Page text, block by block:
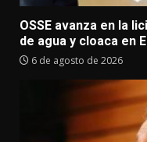
OSSE avanza en la
de agua y cloaca en
6 de agosto de 2026